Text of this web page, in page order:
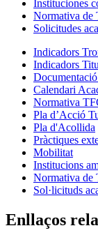
Instituciones
Normativa de
Solicitudes
Indicadors
Indicadors
Calendari
Normativa
Pla d’Acció
Pla d'Acollida
Pràctiques
Mobilitat
Institucions
Normativa de
Sol·licituds
Enllaços